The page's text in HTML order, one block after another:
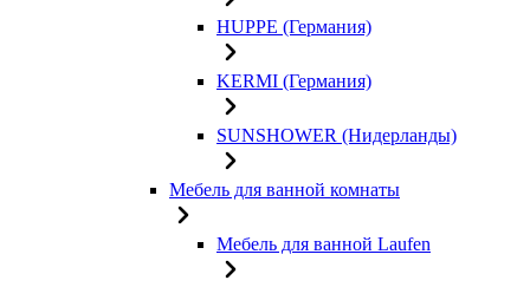
HUPPE (Германия)
KERMI (Германия)
SUNSHOWER (Нидерланды)
Мебель для ванной комнаты
Мебель для ванной Laufen